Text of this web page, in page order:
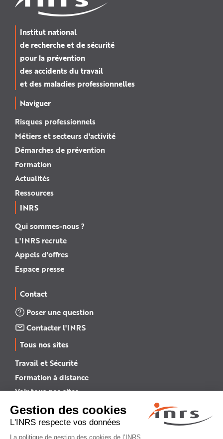
Institut national
de recherche et de sécurité
pour la prévention
des accidents du travail
et des maladies professionnelles
Naviguer
Risques professionnels
Métiers et secteurs d'activité
Démarches de prévention
Formation
Actualités
Ressources
INRS
Qui sommes-nous ?
L'INRS recrute
Appels d'offres
Espace presse
Contact
Poser une question
Contacter l'INRS
Tous nos sites
Travail et Sécurité
Formation à distance
Voir tous nos sites →
INRS English